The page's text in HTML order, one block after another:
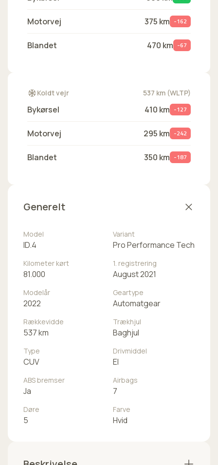
Motorvej 375 km -162
Blandet 470 km -67
Koldt vejr 537 km (WLTP)
Bykørsel 410 km -127
Motorvej 295 km -242
Blandet 350 km -187
Generelt
Model
ID.4
Variant
Pro Performance Tech
Kilometer kørt
81.000
1. registrering
August 2021
Modelår
2022
Geartype
Automatgear
Rækkevidde
537 km
Trækhjul
Baghjul
Type
CUV
Drivmiddel
El
ABS bremser
Ja
Airbags
7
Døre
5
Farve
Hvid